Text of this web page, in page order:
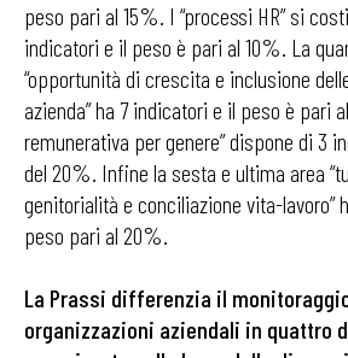
peso pari al 15%. I “processi HR” si
indicatori e il peso è pari al 10%. La
“opportunità di crescita e inclusione
azienda” ha 7 indicatori e il peso è pari
remunerativa per genere” dispone di 3
del 20%. Infine la sesta e ultima area
genitorialità e conciliazione vita-lavoro”
peso pari al 20%.
La Prassi differenzia il
organizzazioni aziendali in quattro